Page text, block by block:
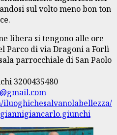
sul volto meno bon ton
libera si tengono alle ore
Parco di via Dragoni a Forlì
parrocchiale di San Paolo
3200435480